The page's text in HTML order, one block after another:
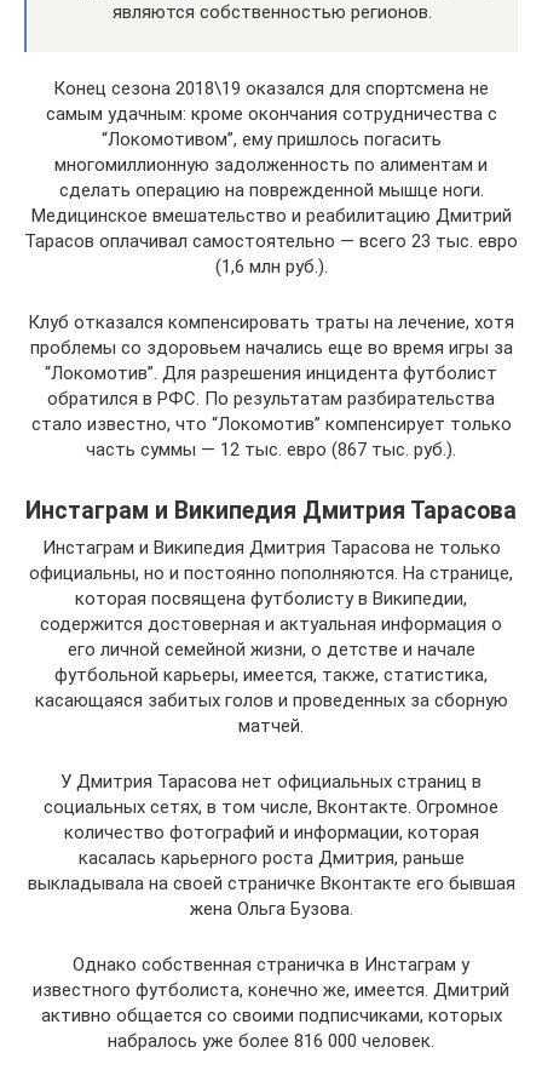
являются собственностью регионов.
Конец сезона 2018\19 оказался для спортсмена не
самым удачным: кроме окончания сотрудничества с
“Локомотивом”, ему пришлось погасить
многомиллионную задолженность по алиментам и
сделать операцию на поврежденной мышце ноги.
Медицинское вмешательство и реабилитацию Дмитрий
Тарасов оплачивал самостоятельно — всего 23 тыс. евро
(1,6 млн руб.).
Клуб отказался компенсировать траты на лечение, хотя
проблемы со здоровьем начались еще во время игры за
“Локомотив”. Для разрешения инцидента футболист
обратился в РФС. По результатам разбирательства
стало известно, что “Локомотив” компенсирует только
часть суммы — 12 тыс. евро (867 тыс. руб.).
Инстаграм и Википедия Дмитрия Тарасова
Инстаграм и Википедия Дмитрия Тарасова не только
официальны, но и постоянно пополняются. На странице,
которая посвящена футболисту в Википедии,
содержится достоверная и актуальная информация о
его личной семейной жизни, о детстве и начале
футбольной карьеры, имеется, также, статистика,
касающаяся забитых голов и проведенных за сборную
матчей.
У Дмитрия Тарасова нет официальных страниц в
социальных сетях, в том числе, Вконтакте. Огромное
количество фотографий и информации, которая
касалась карьерного роста Дмитрия, раньше
выкладывала на своей страничке Вконтакте его бывшая
жена Ольга Бузова.
Однако собственная страничка в Инстаграм у
известного футболиста, конечно же, имеется. Дмитрий
активно общается со своими подписчиками, которых
набралось уже более 816 000 человек.